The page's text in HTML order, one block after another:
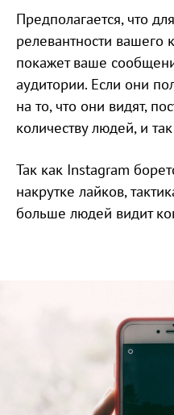
Предполагается, что
релевантности вашего
покажет ваше
аудитории. Если они
на то, что они видят,
количеству людей, и
Так как Instagram
накрутке лайков,
больше людей видит